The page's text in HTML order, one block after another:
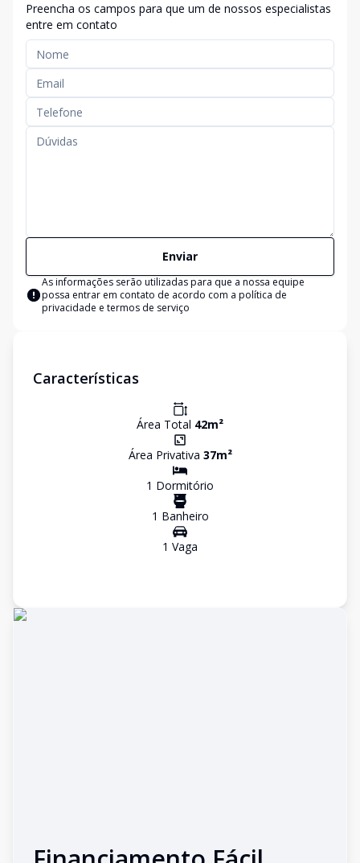
Preencha os campos para que um de nossos especialistas
entre em contato
Enviar
As informações serão utilizadas para que a nossa equipe
possa entrar em contato de acordo com a política de
privacidade e termos de serviço
Características
Área Total 42m²
Área Privativa 37m²
1 Dormitório
1 Banheiro
1 Vaga